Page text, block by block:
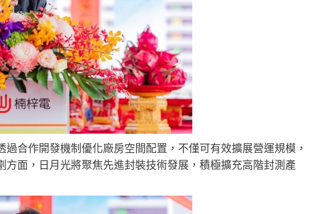
合作開發機制優化廠房空間配置，不僅可有效擴展營運規模，
方面，日月光將聚焦先進封裝技術發展，積極擴充高階封測產